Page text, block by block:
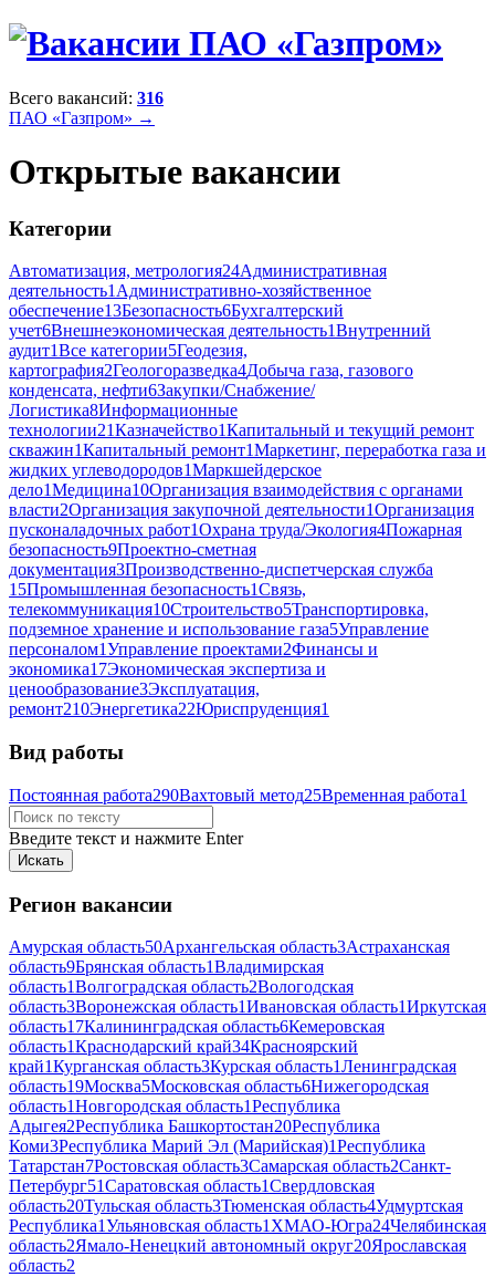
Всего вакансий: 316
ПАО «Газпром» →
Открытые вакансии
Категории
Автоматизация, метрология24Административная
деятельность1Административно-хозяйственное
обеспечение13Безопасность6Бухгалтерский
учет6Внешнеэкономическая деятельность1Внутренний
аудит1Все категории5Геодезия,
картография2Геологоразведка4Добыча газа, газового
конденсата, нефти6Закупки/Снабжение/
Логистика8Информационные
технологии21Казначейство1Капитальный и текущий ремонт
скважин1Капитальный ремонт1Маркетинг, переработка газа и
жидких углеводородов1Маркшейдерское
дело1Медицина10Организация взаимодействия с органами
власти2Организация закупочной деятельности1Организация
пусконаладочных работ1Охрана труда/Экология4Пожарная
безопасность9Проектно-сметная
документация3Производственно-диспетчерская служба
15Промышленная безопасность1Связь,
телекоммуникация10Строительство5Транспортировка,
подземное хранение и использование газа5Управление
персоналом1Управление проектами2Финансы и
экономика17Экономическая экспертиза и
ценообразование3Эксплуатация,
ремонт210Энергетика22Юриспруденция1
Вид работы
Постоянная работа290Вахтовый метод25Временная работа1
Введите текст и нажмите Enter
Регион вакансии
Амурская область50Архангельская область3Астраханская
область9Брянская область1Владимирская
область1Волгоградская область2Вологодская
область3Воронежская область1Ивановская область1Иркутская
область17Калининградская область6Кемеровская
область1Краснодарский край34Красноярский
край1Курганская область3Курская область1Ленинградская
область19Москва5Московская область6Нижегородская
область1Новгородская область1Республика
Адыгея2Республика Башкортостан20Республика
Коми3Республика Марий Эл (Марийская)1Республика
Татарстан7Ростовская область3Самарская область2Санкт-
Петербург51Саратовская область1Свердловская
область20Тульская область3Тюменская область4Удмуртская
Республика1Ульяновская область1 ХМАО-Югра24Челябинская
область2Ямало-Ненецкий автономный округ20Ярославская
область2